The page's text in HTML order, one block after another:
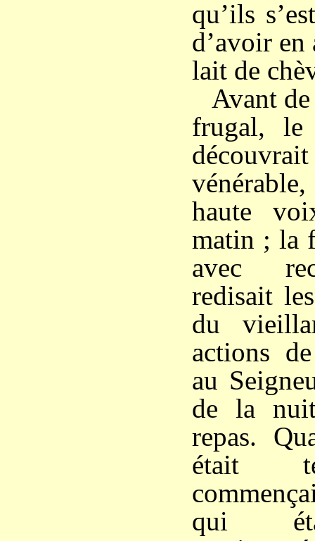
qu’ils
d’avoir en
lait de
Avant
frugal, le
haute
matin ; la
avec
redisait
du
actions
au
de la
repas.
était
qui